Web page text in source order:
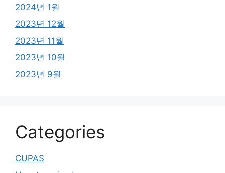
2024년 1월
2023년 12월
2023년 11월
2023년 10월
2023년 9월
Categories
CUPAS